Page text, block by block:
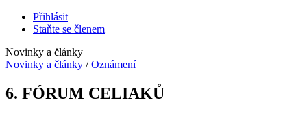
Přihlásit
Staňte se členem
Novinky a články
Novinky a články / Oznámení
6. FÓRUM CELIAKŮ